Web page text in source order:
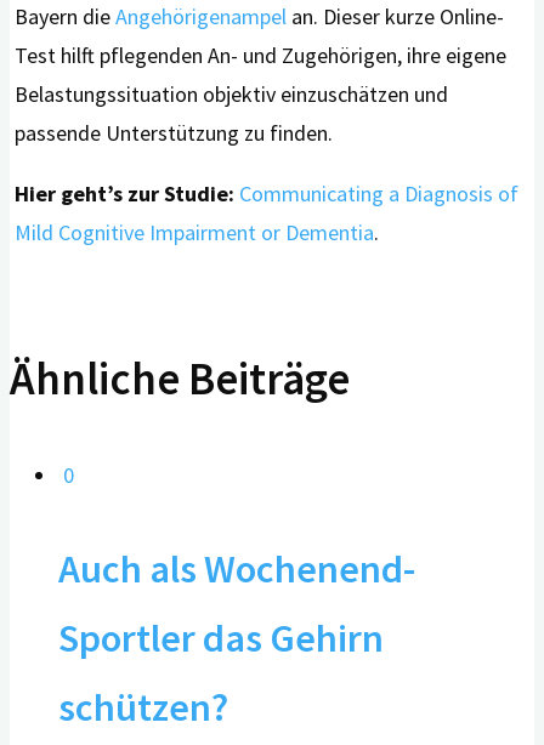
Bayern dieAngehörigenampel an. Dieser kurze Online-
Test hilft pflegenden An- und Zugehörigen, ihre eigene
Belastungssituation objektiv einzuschätzen und
passende Unterstützung zu finden.
Hier geht’s zur Studie: Communicating a Diagnosis of
Mild Cognitive Impairment or Dementia.
Ähnliche Beiträge
0
Auch als Wochenend-
Sportler das Gehirn
schützen?